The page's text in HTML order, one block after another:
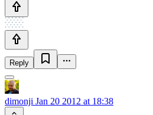
Reply
dimonji Jan 20 2012 at 18:38